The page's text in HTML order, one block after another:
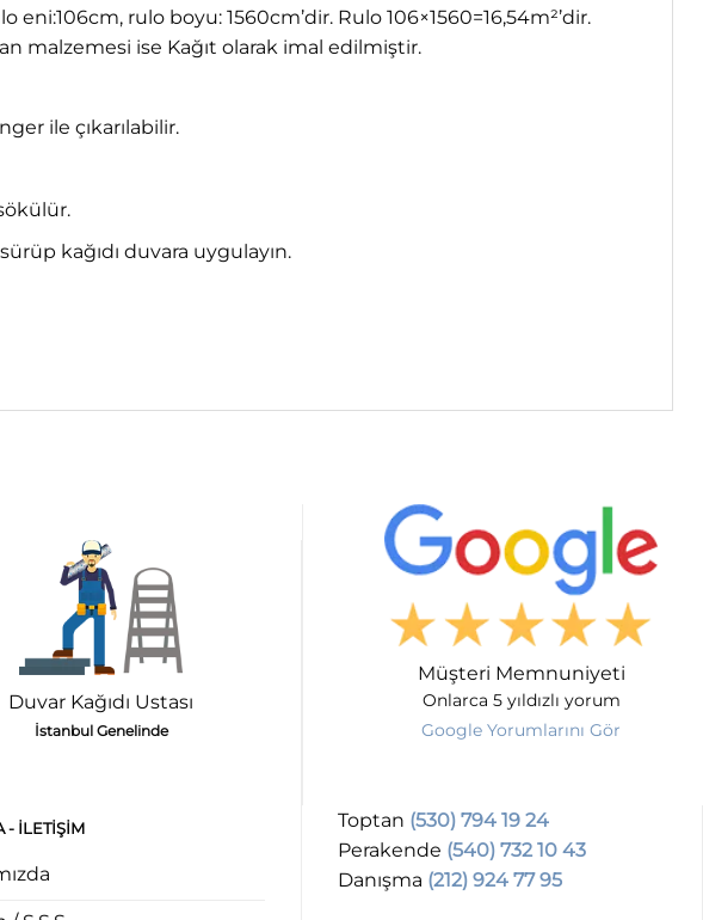
rulo boyu: 1560cm’dir. Rulo 106×1560=16,54m²’dir.
malzemesi ise Kağıt olarak imal edilmiştir.
ile çıkarılabilir.
sürüp kağıdı duvara uygulayın.
Duvar Kağıdı Ustası
İstanbul Genelinde
Müşteri Memnuniyeti
Onlarca 5 yıldızlı yorum
Google Yorumlarını Gör
- ILETIŞIM Toptan (530) 794 19 24
Perakende (540) 732 10 43
Danışma (212) 924 77 95